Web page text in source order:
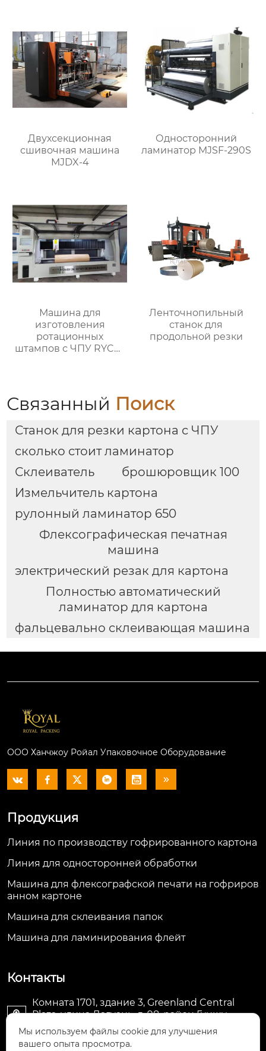
Двухсекционная
сшивочная машина
MJDX-4
Односторонний
ламинатор MJSF-290S
Машина для
изготовления
ротационных
штампов с ЧПУ RYCN-
Ленточнопильный
станок для
продольной резки
Связанный Поиск
Станок для резки картона с ЧПУ
сколько стоит ламинатор
Склеиватель
брошюровщик 100
Измельчитель картона
рулонный ламинатор 650
Флексографическая печатная
машина
электрический резак для картона
Полностью автоматический
ламинатор для картона
фальцевально склеивающая машина
ООО Ханчжоу Ройал Упаковочное Оборудование
     
Продукция
Линия по производству гофрированного картона
Линия для односторонней обработки
Машина для флексографской печати на гофриров
анном картоне
Машина для склеивания папок
Машина для ламинирования флейт
Контакты

Комната 1701, здание 3, Greenland Central
Plaza, улица Дагуань, д. 98, район Гуншу,
Ханчжоу, провинция Чжэцзян, Китай
Мы используем файлы cookie для улучшения
вашего опыта просмотра.